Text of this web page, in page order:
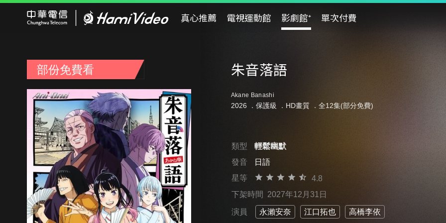
真心推薦 電視運動館 影劇館⁺ 單次付費
部份免費看 朱音落語
Akane Banashi
2026 ． 保護級 ．HD畫質 ．全12集(部分免費)
類型
輕鬆幽默
發音
日語
星等
4.8
下架時間 2027年12月31日
演員 永瀨安奈 江口拓也 高橋李依